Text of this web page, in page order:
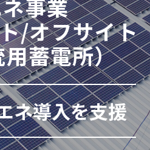
事業
/オフサイト
蓄電所）
ネ導入を支援